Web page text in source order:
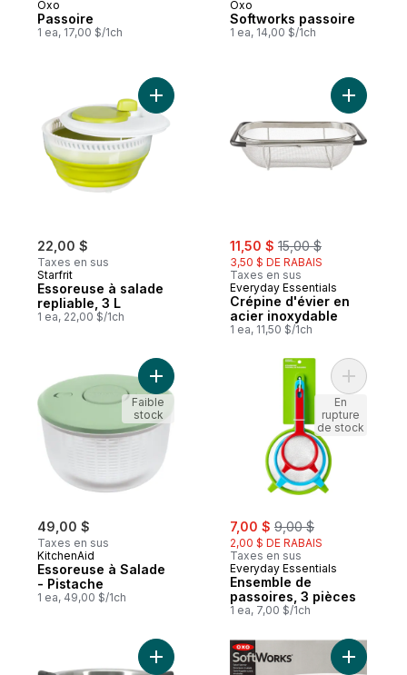
Oxo
Passoire
1 ea, 17,00 $/1ch
Oxo
Softworks passoire
1 ea, 14,00 $/1ch
22,00 $
Taxes en sus
Starfrit
Essoreuse à salade
repliable, 3 L
1 ea, 22,00 $/1ch
Ajouter Essoreuse à salade repliable, 3 L
sale:
11,50 $ , formerly:
15,00 $
3,50 $ DE RABAIS
Taxes en sus
Everyday Essentials
Crépine d'évier en
acier inoxydable
1 ea, 11,50 $/1ch
Ajouter
49,00 $
Taxes en sus
KitchenAid
Essoreuse à Salade
- Pistache
1 ea, 49,00 $/1ch
Ajouter Essoreuse à Salade - Pistache au
Faible
stock
sale:
7,00 $ , formerly:
9,00 $
2,00 $ DE RABAIS
Taxes en sus
Everyday Essentials
Ensemble de
passoires, 3 pièces
1 ea, 7,00 $/1ch
Ajouter
En
rupture
de stock
Ajouter Passoire en acier inoxydable
Ajouter